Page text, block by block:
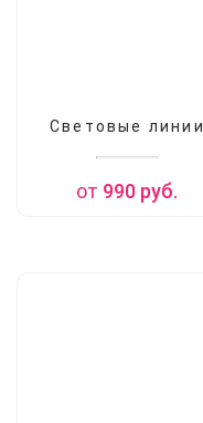
Световые линии
от 990 руб.